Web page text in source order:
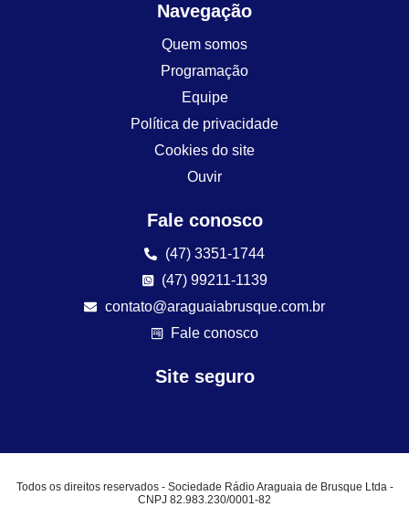
Navegação
Quem somos
Programação
Equipe
Política de privacidade
Cookies do site
Ouvir
Fale conosco
(47) 3351-1744
(47) 99211-1139
contato@araguaiabrusque.com.br
Fale conosco
Site seguro
Todos os direitos reservados - Sociedade Rádio Araguaia de Brusque Ltda -
CNPJ 82.983.230/0001-82